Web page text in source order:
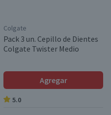
Colgate
Pack 3 un. Cepillo de Dientes
Colgate Twister Medio
Agregar
5.0